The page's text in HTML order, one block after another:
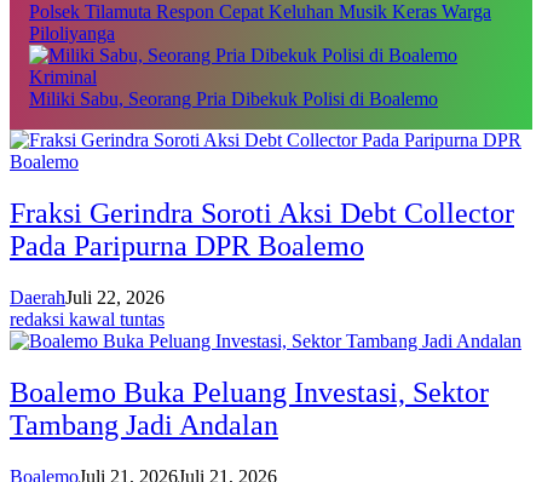
Polsek Tilamuta Respon Cepat Keluhan Musik Keras Warga
Piloliyanga
Kriminal
Miliki Sabu, Seorang Pria Dibekuk Polisi di Boalemo
Fraksi Gerindra Soroti Aksi Debt Collector
Pada Paripurna DPR Boalemo
DaerahJuli 22, 2026
redaksi kawal tuntas
Boalemo Buka Peluang Investasi, Sektor
Tambang Jadi Andalan
BoalemoJuli 21, 2026Juli 21, 2026